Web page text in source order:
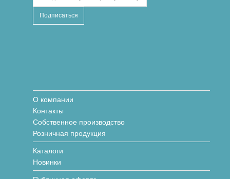
+
В корзину
есть в другом регионе
(доставка: 3-14 дней)
– +
В корзину
О компании
Контакты
Собственное производство
Розничная продукция
Каталоги
Новинки